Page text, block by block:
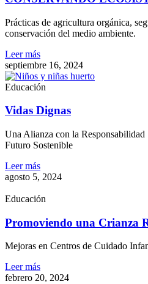
Prácticas de agricultura orgánica,
conservación del medio ambiente.
Leer más
septiembre 16, 2024
Educación
Vidas Dignas
Una Alianza con la
Futuro Sostenible
Leer más
agosto 5, 2024
Educación
Promoviendo una Crianza
Mejoras en Centros de Cuidado
Leer más
febrero 20, 2024